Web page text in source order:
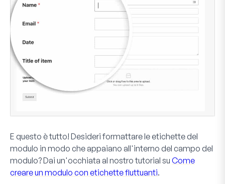
E questo è tutto! Desideri formattare le etichette del
modulo in modo che appaiano all'interno del campo del
modulo? Dai un'occhiata al nostro tutorial su Come
creare un modulo con etichette fluttuanti.